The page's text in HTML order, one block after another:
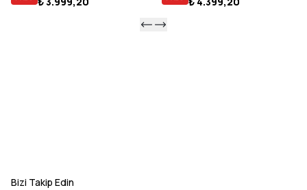
Bizi Takip Edin